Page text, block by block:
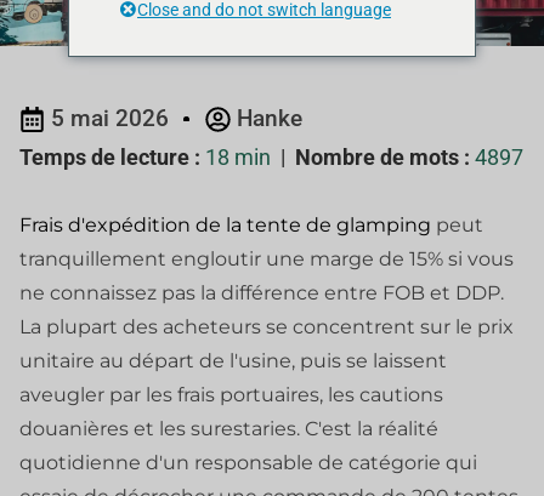
5 mai 2026 Hanke
Temps de lecture : 18 min | Nombre de mots : 4897
Frais d'expédition de la tente de glamping peut
tranquillement engloutir une marge de 15% si vous
ne connaissez pas la différence entre FOB et DDP.
La plupart des acheteurs se concentrent sur le prix
unitaire au départ de l'usine, puis se laissent
aveugler par les frais portuaires, les cautions
douanières et les surestaries. C'est la réalité
quotidienne d'un responsable de catégorie qui
Close and do not switch language